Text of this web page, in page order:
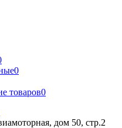
0
товаров0
дом 50, стр.2